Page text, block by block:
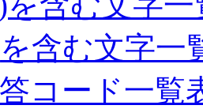
含む文字一
コード一覧